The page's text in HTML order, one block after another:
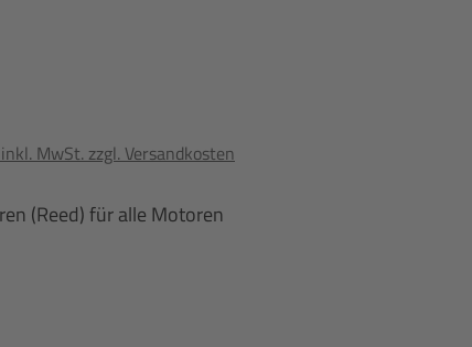
MwSt. zzgl. Versandkosten
(Reed) für alle Motoren